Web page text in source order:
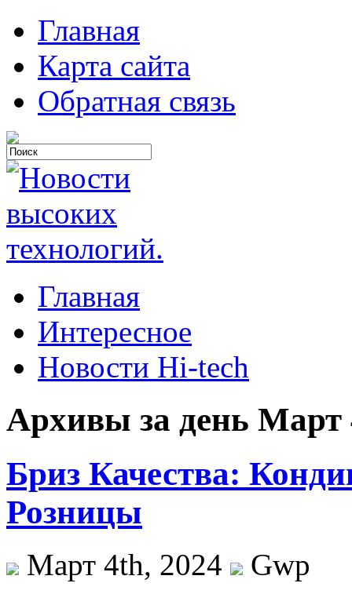
Главная
Карта сайта
Обратная связь
Главная
Интересное
Новости Hi-tech
Архивы за день Март
Бриз Качества:
Розницы
Март 4th, 2024
Gwp